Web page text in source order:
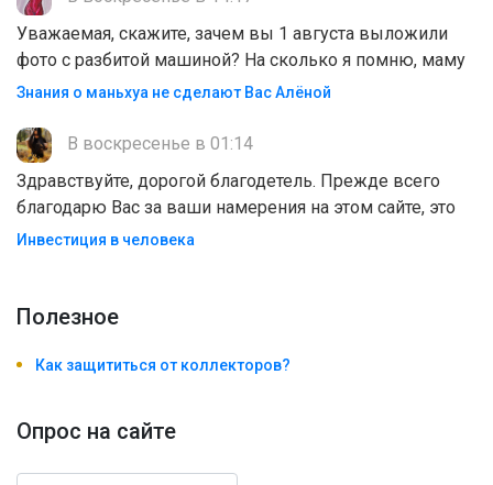
Уважаемая, скажите, зачем вы 1 августа выложили
фото с разбитой машиной? На сколько я помню, маму
Знания о маньхуа не сделают Вас Алëной
В воскресенье в 01:14
Здравствуйте, дорогой благодетель. Прежде всего
благодарю Вас за ваши намерения на этом сайте, это
Инвестиция в человека
Полезноe
Как защититься от коллекторов?
Опрос на сайте